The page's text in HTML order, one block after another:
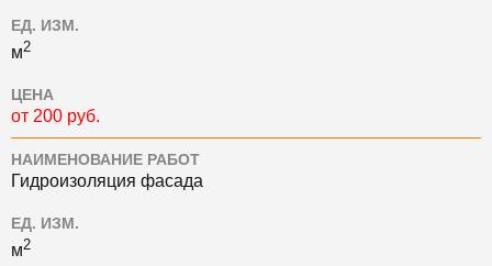
ЕД. ИЗМ.
м2
ЦЕНА
от 200 руб.
НАИМЕНОВАНИЕ РАБОТ
Гидроизоляция фасада
ЕД. ИЗМ.
м2